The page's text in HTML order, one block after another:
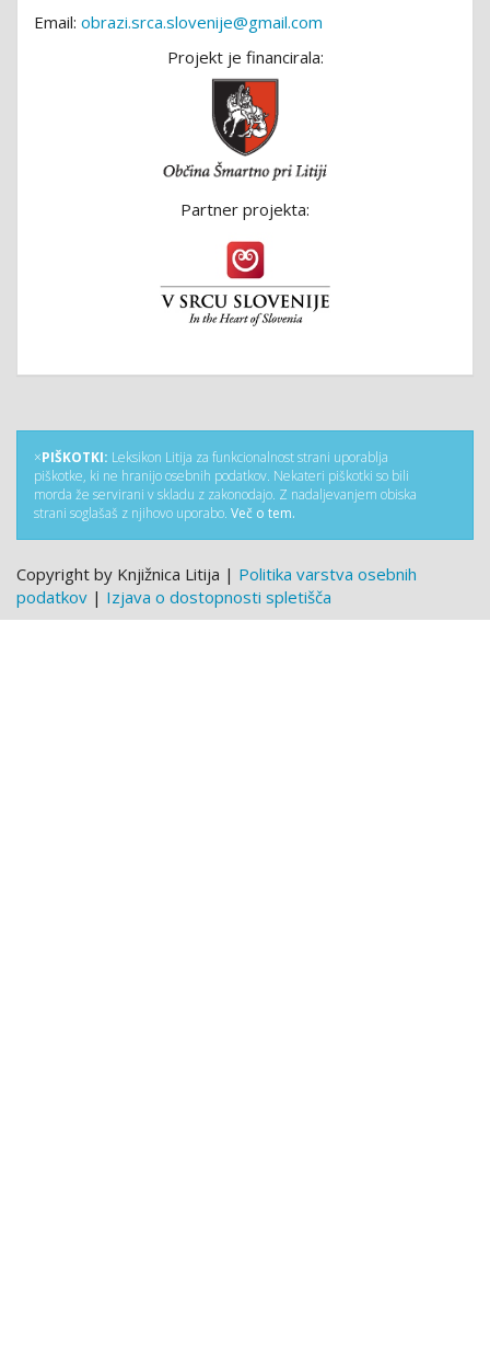
Email: obrazi.srca.slovenije@gmail.com
Projekt je financirala:
Partner projekta:
×PIŠKOTKI: Leksikon Litija za funkcionalnost strani uporablja
piškotke, ki ne hranijo osebnih podatkov. Nekateri piškotki so bili
morda že servirani v skladu z zakonodajo. Z nadaljevanjem obiska
strani soglašaš z njihovo uporabo. Več o tem.
Copyright by Knjižnica Litija | Politika varstva osebnih
podatkov | Izjava o dostopnosti spletišča